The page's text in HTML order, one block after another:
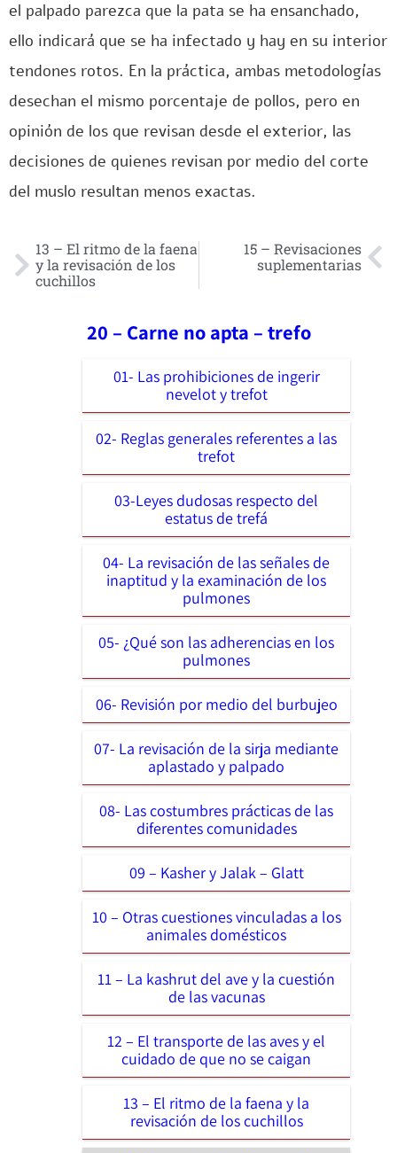
el palpado parezca que la pata se ha ensanchado,
ello indicará que se ha infectado y hay en su interior
tendones rotos. En la práctica, ambas metodologías
desechan el mismo porcentaje de pollos, pero en
opinión de los que revisan desde el exterior, las
decisiones de quienes revisan por medio del corte
del muslo resultan menos exactas.
13 – El ritmo de la faena
y la revisación de los
cuchillos
15 – Revisaciones
suplementarias
20 – Carne no apta – trefo
01- Las prohibiciones de ingerir
nevelot y trefot
02- Reglas generales referentes a las
trefot
03-Leyes dudosas respecto del
estatus de trefá
04- La revisación de las señales de
inaptitud y la examinación de los
pulmones
05- ¿Qué son las adherencias en los
pulmones
06- Revisión por medio del burbujeo
07- La revisación de la sirja mediante
aplastado y palpado
08- Las costumbres prácticas de las
diferentes comunidades
09 – Kasher y Jalak – Glatt
10 – Otras cuestiones vinculadas a los
animales domésticos
11 – La kashrut del ave y la cuestión
de las vacunas
12 – El transporte de las aves y el
cuidado de que no se caigan
13 – El ritmo de la faena y la
revisación de los cuchillos